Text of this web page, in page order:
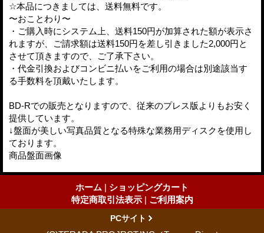
☆本品につきましては、送料無料です。
〜おことわり〜
・ご購入時にシステム上、送料150円が加算された額が表示さ
れますが、ご請求額は送料150円を差し引きました2,000円と
させて頂きますので、ご了承下さい。
・代金引換およびコンビニ払いをご利用の場合は別途該当す
る手数料を頂戴いたします。
BD-Rでの販売となりますので、従来のプレス版よりもお安く
提供しています。
↓盤面が美しい写真品質となる特殊な業務用ディスクを使用し
ております。
商品盤面画像
ホーム | ショッピングカート
特定商取引法表示 | ご利用案内
PCサイト